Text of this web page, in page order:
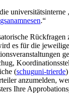
universitätsinterne
n.“
Rückfragen
es für die
(schuguni-trierde
anzumelden,
Ihre